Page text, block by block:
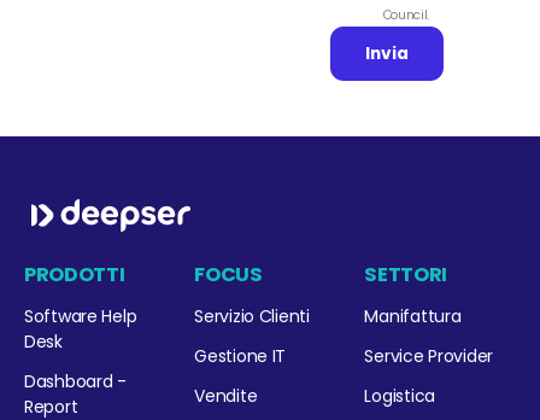
Council.
PRODOTTI
Software Help
Desk
Dashboard -
Report
FOCUS
Servizio Clienti
Gestione IT
Vendite
SETTORI
Manifattura
Service Provider
Logistica